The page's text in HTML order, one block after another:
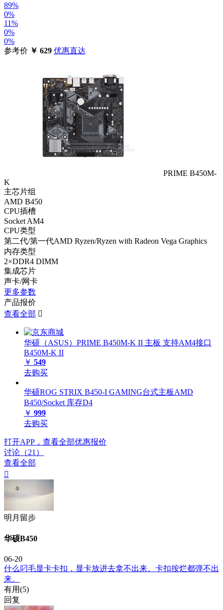
89%
0%
11%
0%
0%
参考价 ￥ 629 优惠直达
PRIME B450M-
K
主芯片组
AMD B450
CPU插槽
Socket AM4
CPU类型
第二代/第一代AMD Ryzen/Ryzen with Radeon Vega Graphics
内存类型
2×DDR4 DIMM
集成芯片
声卡/网卡
更多参数
产品报价
查看全部 
华硕（ASUS）PRIME B450M-K II 主板 支持AM4接口
B450M-K II
￥ 549
去购买
华硕ROG STRIX B450-I GAMING台式主板AMD
B450/Socket 库存D4
￥ 999
去购买
打开APP，查看全部优惠报价
讨论（21）
查看全部

明月留步
华硕B450
06-20
什么叼毛显卡卡扣，显卡放进去拿不出来。卡扣按烂都弹不出
来。
有用(5)
回复